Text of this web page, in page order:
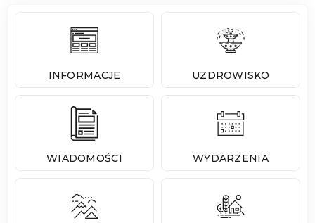
INFORMACJE UZDROWISKO
WIADOMOŚCI WYDARZENIA